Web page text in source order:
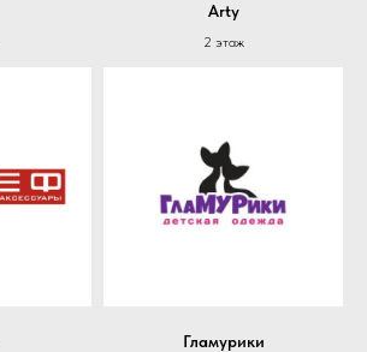
Arty
2 этаж
Гламурики